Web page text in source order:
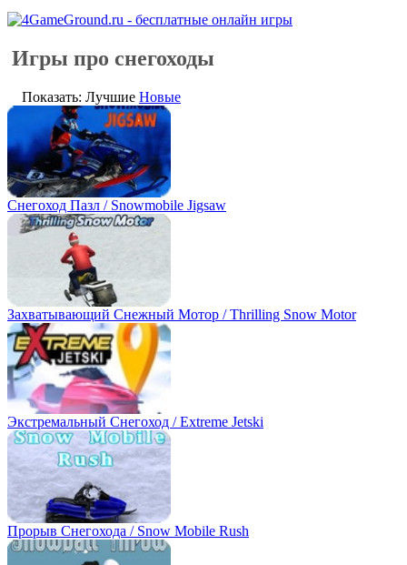
Игры про снегоходы
Показать: Лучшие Новые
Снегоход Пазл / Snowmobile Jigsaw
Захватывающий Снежный Мотор / Thrilling Snow Motor
Экстремальный Снегоход / Extreme Jetski
Прорыв Снегохода / Snow Mobile Rush